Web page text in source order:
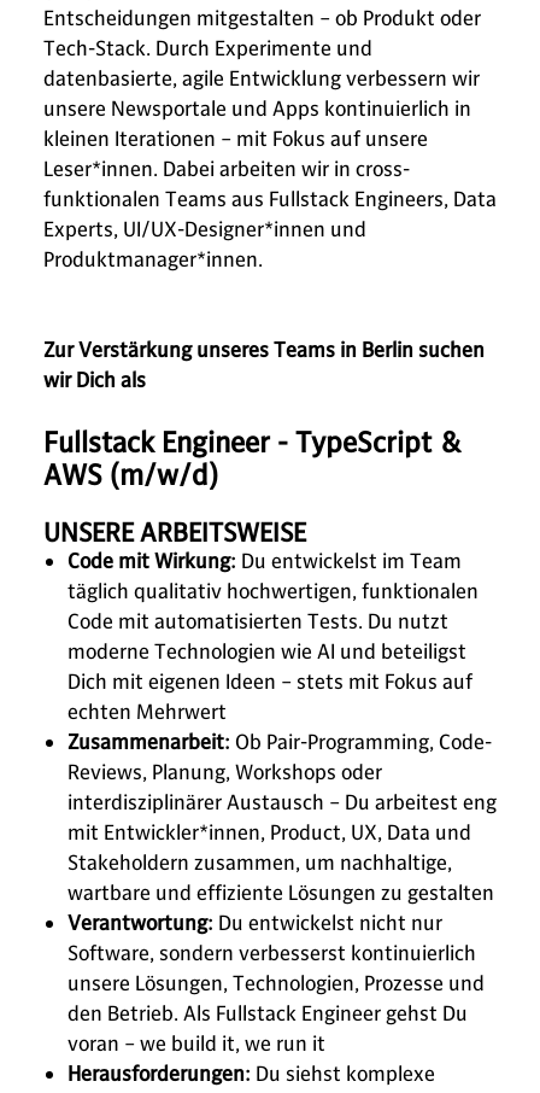
Entscheidungen mitgestalten – ob Produkt oder
Tech-Stack. Durch Experimente und
datenbasierte, agile Entwicklung verbessern wir
unsere Newsportale und Apps kontinuierlich in
kleinen Iterationen – mit Fokus auf unsere
Leser*innen. Dabei arbeiten wir in cross-
funktionalen Teams aus Fullstack Engineers, Data
Experts, UI/UX-Designer*innen und
Produktmanager*innen.
Zur Verstärkung unseres Teams in Berlin suchen
wir Dich als
Fullstack Engineer - TypeScript &
AWS (m/w/d)
UNSERE ARBEITSWEISE
Code mit Wirkung: Du entwickelst im Team
täglich qualitativ hochwertigen, funktionalen
Code mit automatisierten Tests. Du nutzt
moderne Technologien wie AI und beteiligst
Dich mit eigenen Ideen – stets mit Fokus auf
echten Mehrwert
Zusammenarbeit: Ob Pair-Programming, Code-
Reviews, Planung, Workshops oder
interdisziplinärer Austausch – Du arbeitest eng
mit Entwickler*innen, Product, UX, Data und
Stakeholdern zusammen, um nachhaltige,
wartbare und effiziente Lösungen zu gestalten
Verantwortung: Du entwickelst nicht nur
Software, sondern verbesserst kontinuierlich
unsere Lösungen, Technologien, Prozesse und
den Betrieb. Als Fullstack Engineer gehst Du
voran – we build it, we run it
Herausforderungen: Du siehst komplexe